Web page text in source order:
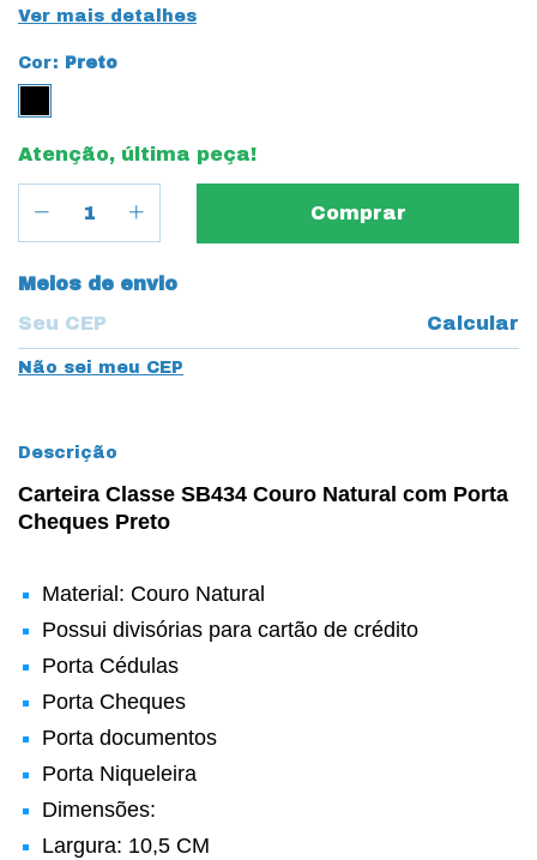
Ver mais detalhes
Cor: Preto
Atenção, última peça!
Entregas para o CEP:
Meios de envio
Calcular
Não sei meu CEP
Descrição
Carteira Classe SB434 Couro Natural com Porta
Cheques Preto
Material: Couro Natural
Possui divisórias para cartão de crédito
Porta Cédulas
Porta Cheques
Porta documentos
Porta Niqueleira
Dimensões:
Largura: 10,5 CM